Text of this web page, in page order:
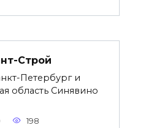
Строй
Петербург и
область Синявино
198